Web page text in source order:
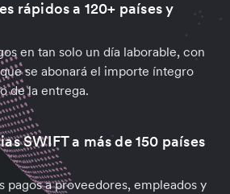
rápidos a 120+ países y
en tan solo un día laborable, con
se abonará el importe íntegro
de la entrega.
SWIFT a más de 150 países
pagos a proveedores, empleados y